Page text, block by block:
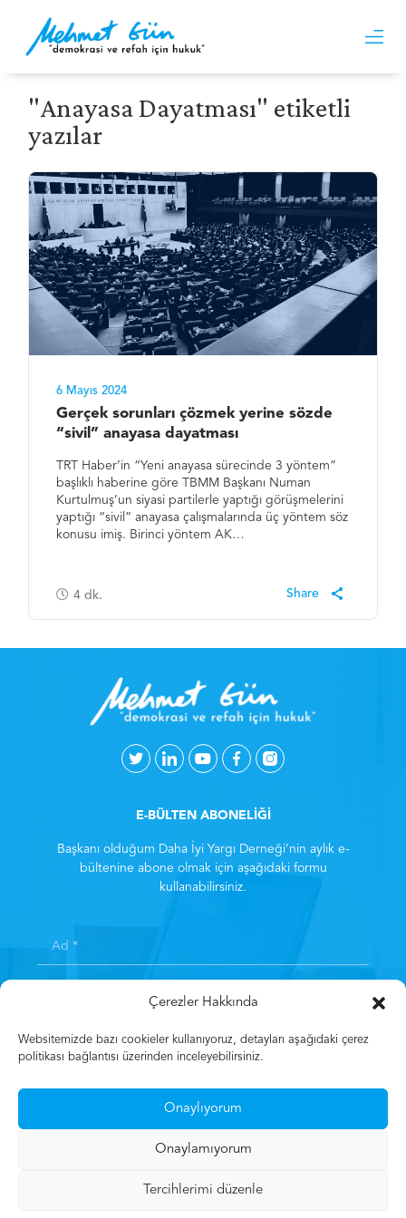
Çerezler Hakkında
Websitemizde bazı cookieler kullanıyoruz, detayları aşağıdaki çerez
politikası bağlantısı üzerinden inceleyebilirsiniz.
Onaylıyorum
Onaylamıyorum
Tercihlerimi düzenle
"Anayasa Dayatması" etiketli
yazılar
6 Mayıs 2024
Gerçek sorunları çözmek yerine sözde
“sivil” anayasa dayatması
TRT Haber’in “Yeni anayasa sürecinde 3 yöntem”
başlıklı haberine göre TBMM Başkanı Numan
Kurtulmuş’un siyasi partilerle yaptığı görüşmelerini
yaptığı “sivil” anayasa çalışmalarında üç yöntem söz
konusu imiş. Birinci yöntem AK…
4 dk.
E-BÜLTEN ABONELİĞİ
Başkanı olduğum Daha İyi Yargı Derneği’nin aylık e-
bültenine abone olmak için aşağıdaki formu
kullanabilirsiniz.